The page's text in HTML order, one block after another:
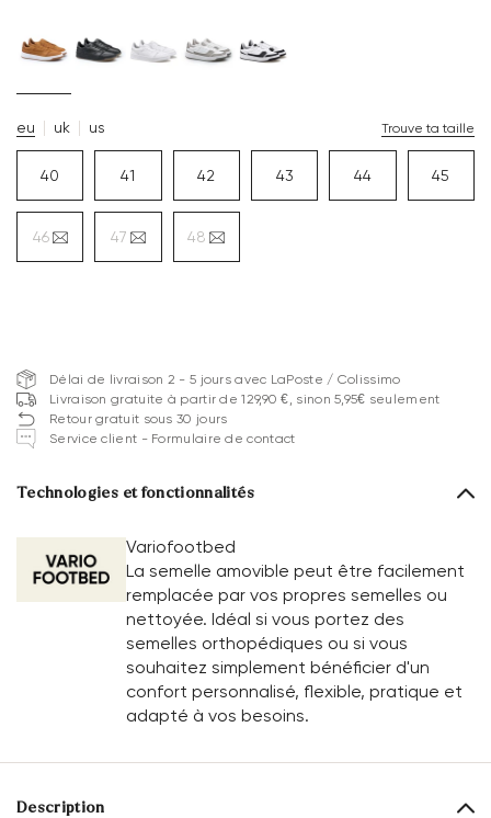
eu uk us Trouve ta taille
40 41 42 43 44 45
46 47 48
Délai de livraison 2 - 5 jours avec LaPoste / Colissimo
Livraison gratuite à partir de 129,90 €, sinon 5,95€ seulement
Retour gratuit sous 30 jours
Service client - Formulaire de contact
Technologies et fonctionnalités
Variofootbed
La semelle amovible peut être facilement
remplacée par vos propres semelles ou
nettoyée. Idéal si vous portez des
semelles orthopédiques ou si vous
souhaitez simplement bénéficier d'un
confort personnalisé, flexible, pratique et
adapté à vos besoins.
Description